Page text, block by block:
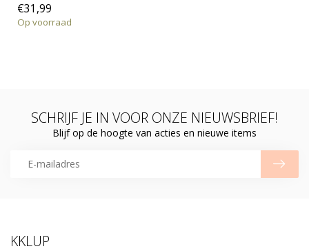
€31,99
Op voorraad
SCHRIJF JE IN VOOR ONZE NIEUWSBRIEF!
Blijf op de hoogte van acties en nieuwe items
KKLUP